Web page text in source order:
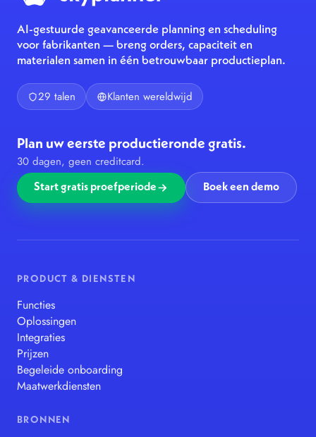
AI-gestuurde geavanceerde planning en scheduling
voor fabrikanten — breng orders, capaciteit en
materialen samen in één betrouwbaar productieplan.
29 talen Klanten wereldwijd
Plan uw eerste productieronde gratis.
30 dagen, geen creditcard.
Start gratis proefperiode Boek een demo
PRODUCT & DIENSTEN
Functies
Oplossingen
Integraties
Prijzen
Begeleide onboarding
Maatwerkdiensten
BRONNEN